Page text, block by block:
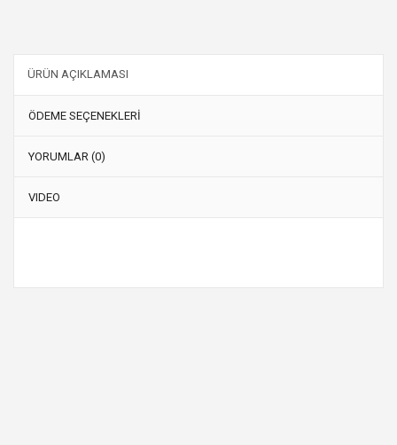
ÜRÜN AÇIKLAMASI
ÖDEME SEÇENEKLERİ
YORUMLAR (0)
VIDEO